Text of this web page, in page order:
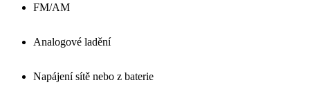
FM/AM
Analogové ladění
Napájení sítě nebo z baterie